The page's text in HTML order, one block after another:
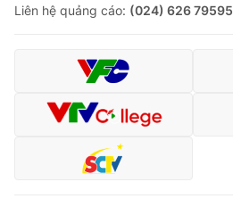
Liên hệ quảng cáo: (024) 626 79595